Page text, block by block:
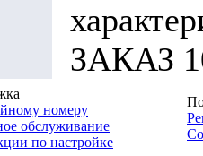
ЗАКАЗ
номеру
обслуживание
по настройке